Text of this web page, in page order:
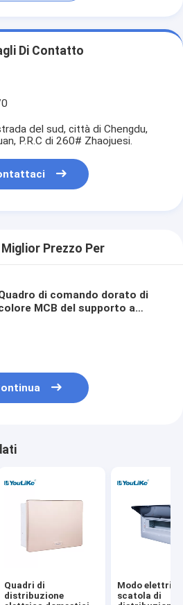
Di Contatto
del sud, città di Chengdu,
P.R.C di 260# Zhaojuesi.
Prezzo Per
di comando dorato di
MCB del supporto a
Quadri di
distribuzione
Modo
scatola di